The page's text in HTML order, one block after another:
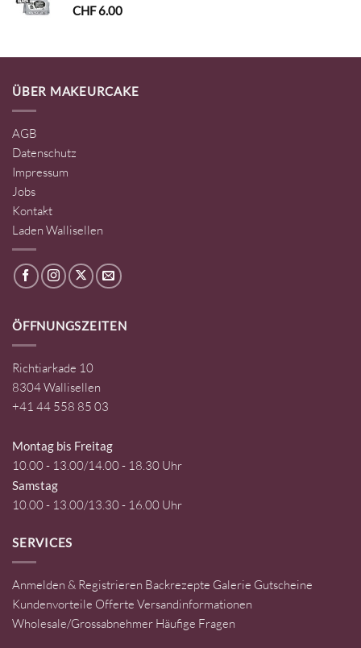
CHF6.00
ÜBER MAKEURCAKE
AGB
Datenschutz
Impressum
Jobs
Kontakt
Laden Wallisellen
ÖFFNUNGSZEITEN
Richtiarkade 10
8304 Wallisellen
+41 44 558 85 03
Montag bis Freitag
10.00 - 13.00/14.00 - 18.30 Uhr
Samstag
10.00 - 13.00/13.30 - 16.00 Uhr
SERVICES
Anmelden & Registrieren Backrezepte Galerie Gutscheine
Kundenvorteile Offerte Versandinformationen
Wholesale/Grossabnehmer Häufige Fragen